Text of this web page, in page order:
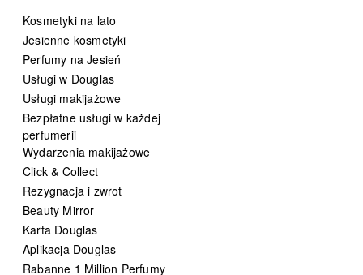
Kosmetyki na lato
Jesienne kosmetyki
Perfumy na Jesień
Usługi w Douglas
Usługi makijażowe
Bezpłatne usługi w każdej
perfumerii
Wydarzenia makijażowe
Click & Collect
Rezygnacja i zwrot
Beauty Mirror
Karta Douglas
Aplikacja Douglas
Rabanne 1 Million Perfumy